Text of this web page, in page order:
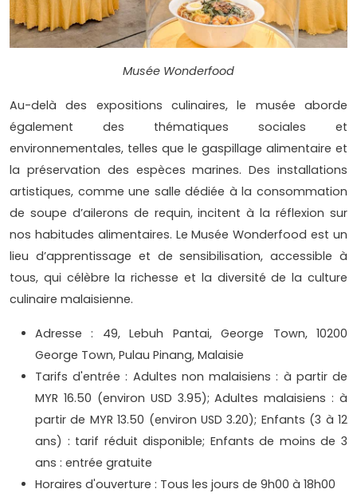
Musée Wonderfood
Au-delà des expositions culinaires, le musée aborde
également des thématiques sociales et
environnementales, telles que le gaspillage alimentaire et
la préservation des espèces marines. Des installations
artistiques, comme une salle dédiée à la consommation
de soupe d’ailerons de requin, incitent à la réflexion sur
nos habitudes alimentaires. Le Musée Wonderfood est un
lieu d’apprentissage et de sensibilisation, accessible à
tous, qui célèbre la richesse et la diversité de la culture
culinaire malaisienne.
Adresse : 49, Lebuh Pantai, George Town, 10200
George Town, Pulau Pinang, Malaisie
Tarifs d'entrée : Adultes non malaisiens : à partir de
MYR 16.50 (environ USD 3.95); Adultes malaisiens : à
partir de MYR 13.50 (environ USD 3.20); Enfants (3 à 12
ans) : tarif réduit disponible; Enfants de moins de 3
ans : entrée gratuite
Horaires d'ouverture : Tous les jours de 9h00 à 18h00